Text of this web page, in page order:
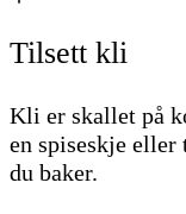
Tilsett kli
Kli er skallet på
en spiseskje
du baker.